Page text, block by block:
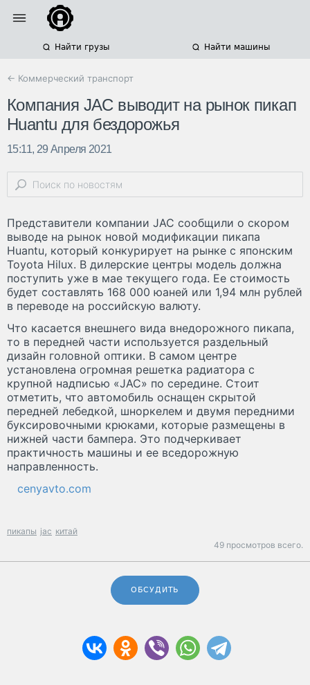
Найти грузы Найти машины
← Коммерческий транспорт
Компания JAC выводит на рынок пикап
Huantu для бездорожья
15:11, 29 Апреля 2021
Представители компании JAC сообщили о скором
выводе на рынок новой модификации пикапа
Huantu, который конкурирует на рынке с японским
Toyota Hilux. В дилерские центры модель должна
поступить уже в мае текущего года. Ее стоимость
будет составлять 168 000 юаней или 1,94 млн рублей
в переводе на российскую валюту.
Что касается внешнего вида внедорожного пикапа,
то в передней части используется раздельный
дизайн головной оптики. В самом центре
установлена огромная решетка радиатора с
крупной надписью «JAC» по середине. Стоит
отметить, что автомобиль оснащен скрытой
передней лебедкой, шноркелем и двумя передними
буксировочными крюками, которые размещены в
нижней части бампера. Это подчеркивает
практичность машины и ее вседорожную
направленность.
cenyavto.com
пикапы jac китай
49 просмотров всего.
ОБСУДИТЬ